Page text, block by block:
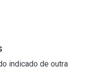
indicado de outra